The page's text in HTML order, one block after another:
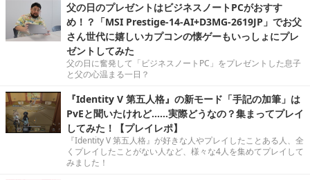
父の日のプレゼントはビジネスノートPCがおすす
め！？「MSI Prestige-14-AI+D3MG-2619JP」でお父
さん世代に嬉しいカプコンの懐ゲーもいっしょにプレ
ゼントしてみた
父の日に奮発して「ビジネスノートPC」をプレゼントした息子
と父の心温まる一日？
『Identity V 第五人格』の新モード「手記の加筆」は
PvEと聞いたけれど……実際どうなの？集まってプレイ
してみた！【プレイレポ】
『Identity V 第五人格』が好きな人やプレイしたことある人、全
くプレイしたことがない人など、様々な4人を集めてプレイして
みました！